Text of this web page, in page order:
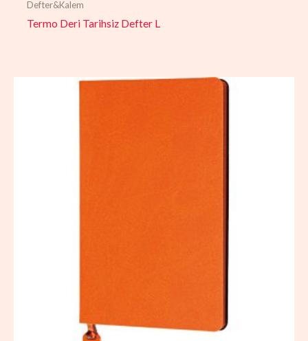
Defter&Kalem
Termo Deri Tarihsiz Defter L